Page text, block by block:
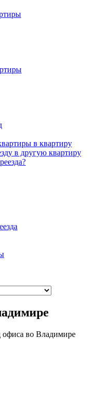
в квартиру
в другую квартиру
офиса во Владимире